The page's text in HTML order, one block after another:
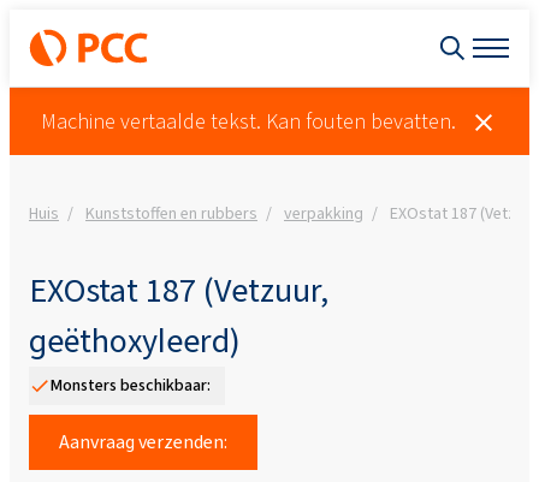
Machine vertaalde tekst. Kan fouten bevatten.
Huis Kunststoffen en rubbers verpakking EXOstat 187
EXOstat 187 (Vetzuur,
geëthoxyleerd)
Monsters beschikbaar:
Aanvraag verzenden: